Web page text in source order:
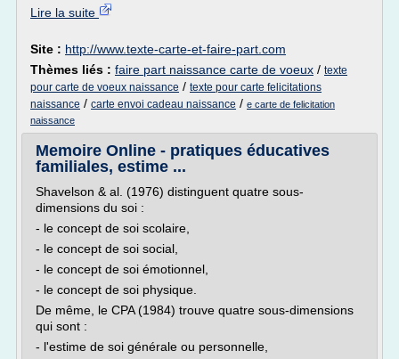
Lire la suite
Site : http://www.texte-carte-et-faire-part.com
Thèmes liés : faire part naissance carte de voeux / texte
pour carte de voeux naissance / texte pour carte felicitations
naissance / carte envoi cadeau naissance / e carte de felicitation
naissance
Memoire Online - pratiques éducatives
familiales, estime ...
Shavelson & al. (1976) distinguent quatre sous-
dimensions du soi :
- le concept de soi scolaire,
- le concept de soi social,
- le concept de soi émotionnel,
- le concept de soi physique.
De même, le CPA (1984) trouve quatre sous-dimensions
qui sont :
- l'estime de soi générale ou personnelle,